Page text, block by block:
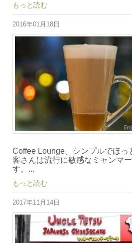
もっと読む
2016年01月18日
Coffee Lounge。シンプルでほっ
客さんは流行に敏感なミャンマ
す。...
もっと読む
2017年11月14日